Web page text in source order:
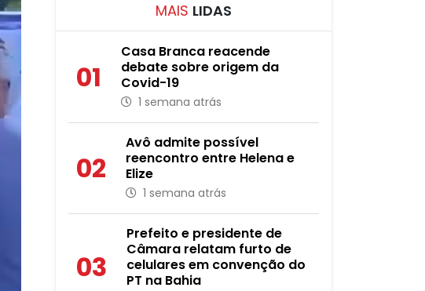
MAIS LIDAS
01
Casa Branca reacende
debate sobre origem da
Covid-19
1 semana atrás
02
Avô admite possível
reencontro entre Helena e
Elize
1 semana atrás
03
Prefeito e presidente de
Câmara relatam furto de
celulares em convenção do
PT na Bahia